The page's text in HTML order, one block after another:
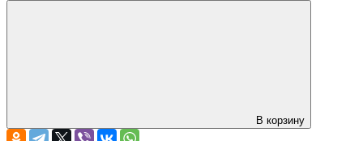
В корзину